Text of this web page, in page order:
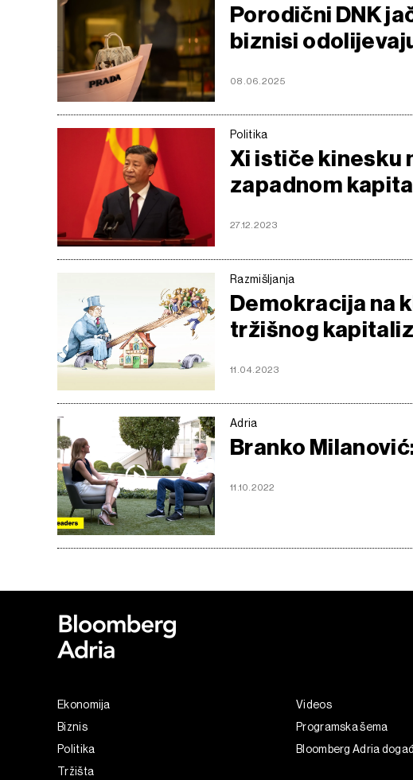
Porodični DNK
biznisi
08.06.2025
Politika
Xi ističe kinesku
zapadnom
27.12.2023
Razmišljanja
Demokracija na
tržišnog
11.04.2023
Adria
Branko
11.10.2022
Ekonomija
Biznis
Politika
Tržišta
Videos
Programska šema
Bloomberg Adria